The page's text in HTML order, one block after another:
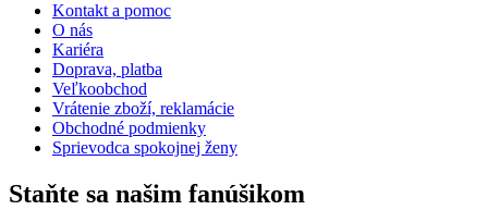
Kontakt a pomoc
O nás
Kariéra
Doprava, platba
Veľkoobchod
Vrátenie zboží, reklamácie
Obchodné podmienky
Sprievodca spokojnej ženy
Staňte sa našim fanúšikom